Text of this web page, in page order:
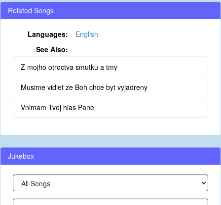
Related Songs
Languages:
English
See Also:
Z mojho otroctva smutku a tmy
Musime vidiet ze Boh chce byt vyjadreny
Vnimam Tvoj hlas Pane
Jukebox